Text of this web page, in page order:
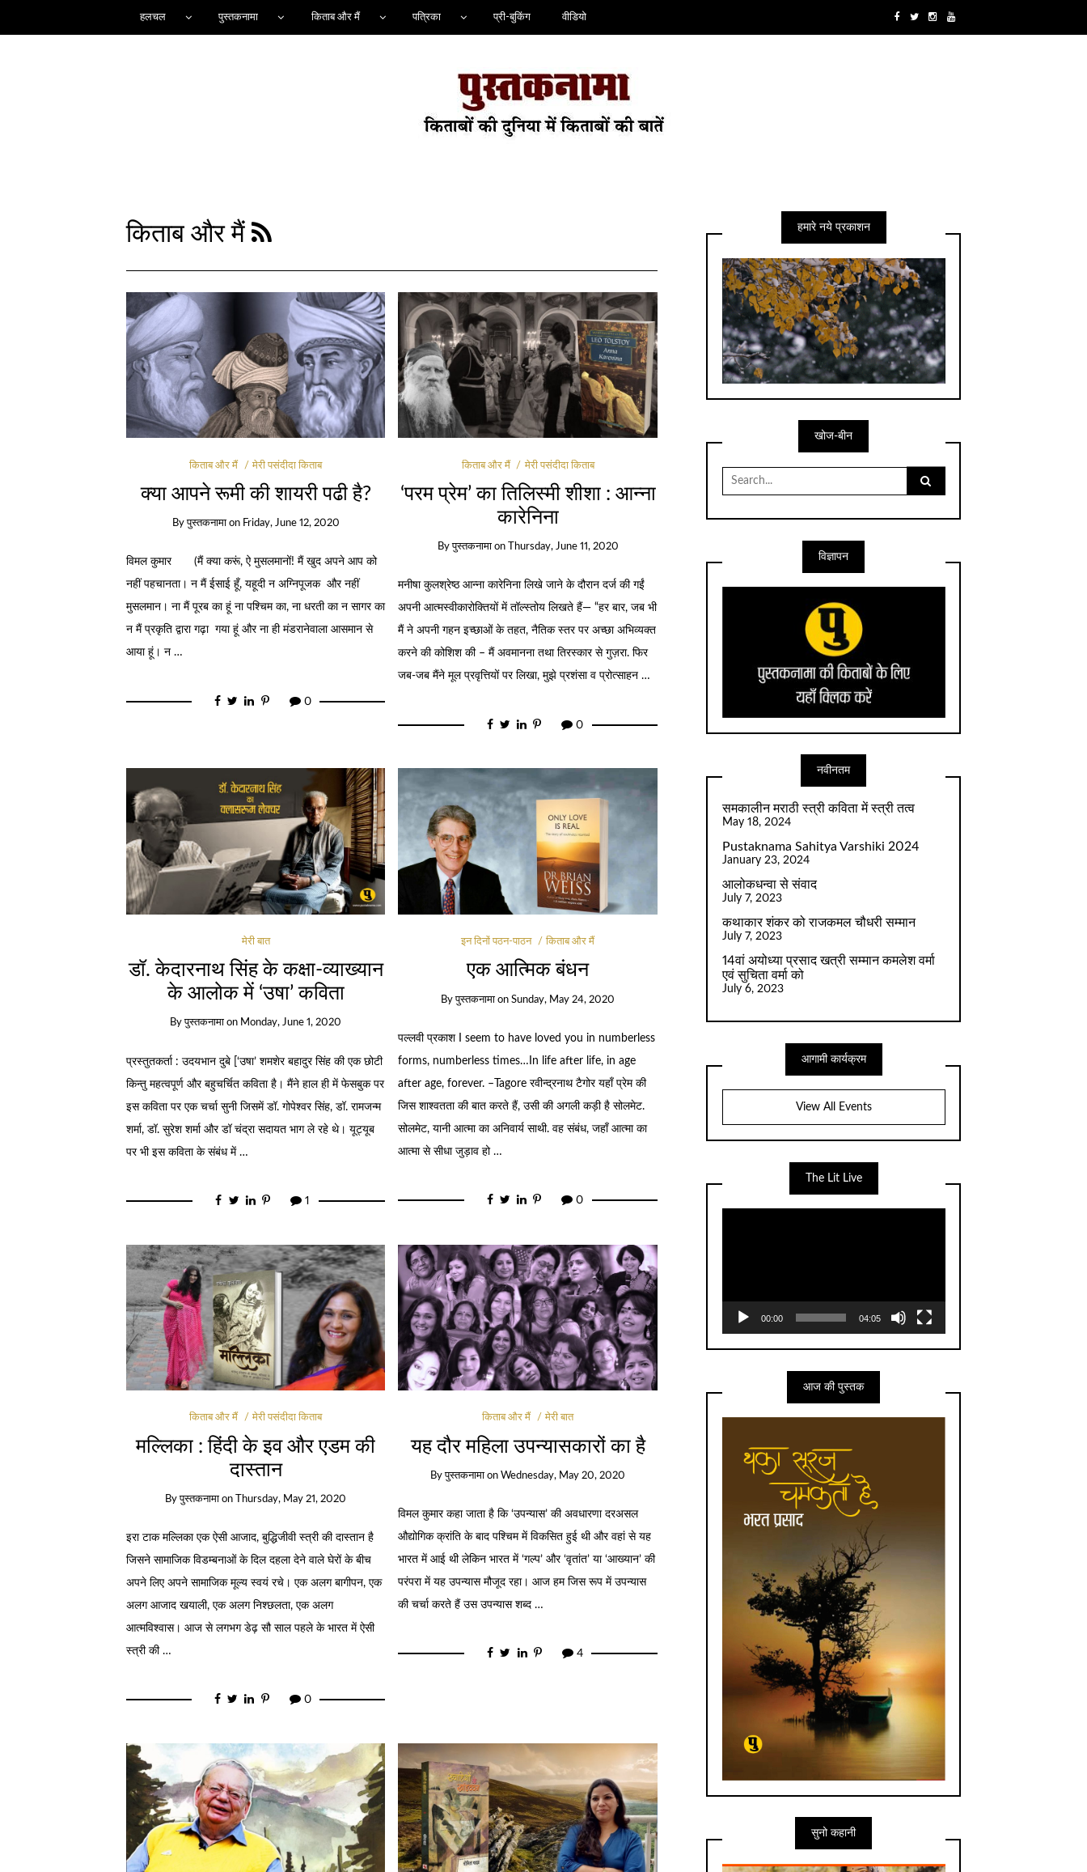
हलचल पुस्तकनामा किताब और मैं पत्रिका प्री-बुकिंग वीडियो
किताब और मैं
किताब और मैं मेरी पसंदीदा किताब
क्या आपने रूमी की शायरी पढी है?
Byपुस्तकनामा on Friday, June 12, 2020
विमल कुमार (मैं क्या करूं, ऐ मुसलमानों! मैं खुद अपने आप को
नहीं पहचानता। न मैं ईसाई हूँ, यहूदी न अग्निपूजक और नहीं
मुसलमान। ना मैं पूरब का हूं ना पश्चिम का, ना धरती का न सागर का
न मैं प्रकृति द्वारा गढ़ा गया हूं और ना ही मंडरानेवाला आसमान से
आया हूं। न …
0
किताब और मैं मेरी पसंदीदा किताब
‘परम प्रेम’ का तिलिस्मी शीशा : आन्ना
कारेनिना
Byपुस्तकनामा on Thursday, June 11, 2020
मनीषा कुलश्रेष्ठ आन्ना कारेनिना लिखे जाने के दौरान दर्ज की गईं
अपनी आत्मस्वीकारोक्तियों में तॉल्स्तोय लिखते हैं— “हर बार, जब भी
मैं ने अपनी गहन इच्छाओं के तहत, नैतिक स्तर पर अच्छा अभिव्यक्त
करने की कोशिश की – मैं अवमानना तथा तिरस्कार से गुज़रा. फिर
जब-जब मैंने मूल प्रवृत्तियों पर लिखा, मुझे प्रशंसा व प्रोत्साहन …
0
मेरी बात
डॉ. केदारनाथ सिंह के कक्षा-व्याख्यान
के आलोक में ‘उषा’ कविता
Byपुस्तकनामा on Monday, June 1, 2020
प्रस्तुतकर्ता : उदयभान दुबे [‘उषा’ शमशेर बहादुर सिंह की एक छोटी
किन्तु महत्वपूर्ण और बहुचर्चित कविता है। मैंने हाल ही में फेसबुक पर
इस कविता पर एक चर्चा सुनी जिसमें डॉ. गोपेश्वर सिंह, डॉ. रामजन्म
शर्मा, डॉ. सुरेश शर्मा और डॉ चंद्रा सदायत भाग ले रहे थे। यूट्यूब
पर भी इस कविता के संबंध में …
1
इन दिनों पठन-पाठन किताब और मैं
एक आत्मिक बंधन
Byपुस्तकनामा onSunday, May 24, 2020
पल्लवी प्रकाश I seem to have loved you in numberless
forms, numberless times…In life after life, in age
after age, forever. –Tagore रवीन्द्रनाथ टैगोर यहाँ प्रेम की
जिस शाश्वतता की बात करते हैं, उसी की अगली कड़ी है सोलमेट.
सोलमेट, यानी आत्मा का अनिवार्य साथी. वह संबंध, जहाँ आत्मा का
आत्मा से सीधा जुड़ाव हो …
0
किताब और मैं मेरी पसंदीदा किताब
मल्लिका : हिंदी के इव और एडम की
दास्‍तान
Byपुस्तकनामा on Thursday, May 21, 2020
इरा टाक मल्लिका एक ऐसी आजाद, बुद्धिजीवी स्‍त्री की दास्‍तान है
जिसने सामाजिक विडम्‍बनाओं के दिल दहला देने वाले घेरों के बीच
अपने लिए अपने सामाजिक मूल्‍य स्‍वयं रचे। एक अलग बागीपन, एक
अलग आजाद खयाली, एक अलग निश्‍छलता, एक अलग
आत्‍मविश्‍वास। आज से लगभग डेढ़ सौ साल पहले के भारत में ऐसी
स्‍त्री की …
0
किताब और मैं मेरी बात
यह दौर महिला उपन्यासकारों का है
Byपुस्तकनामा onWednesday, May 20, 2020
विमल कुमार कहा जाता है कि ‘उपन्यास’ की अवधारणा दरअसल
औद्योगिक क्रांति के बाद पश्चिम में विकसित हुई थी और वहां से यह
भारत में आई थी लेकिन भारत में ‘गल्प’ और ‘वृतांत’ या ‘आख्यान’ की
परंपरा में यह उपन्यास मौजूद रहा। आज हम जिस रूप में उपन्यास
की चर्चा करते हैं उस उपन्यास शब्द …
4
हमारे नये प्रकाशन
खोज-बीन
Search
for:
विज्ञापन
नवीनतम
समकालीन मराठी स्त्री कविता में स्त्री तत्व
May 18, 2024
Pustaknama Sahitya Varshiki 2024
January 23, 2024
आलोकधन्वा से संवाद
July 7, 2023
कथाकार शंकर को राजकमल चौधरी सम्मान
July 7, 2023
14वां अयोध्या प्रसाद खत्री सम्मान कमलेश वर्मा
एवं सुचिता वर्मा को
July 6, 2023
आगामी कार्यक्रम
View All Events
The Lit Live
00:00 04:05
आज की पुस्तक
सुनो कहानी